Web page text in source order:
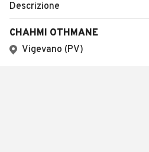
Descrizione
CHAHMI OTHMANE
Vigevano (PV)